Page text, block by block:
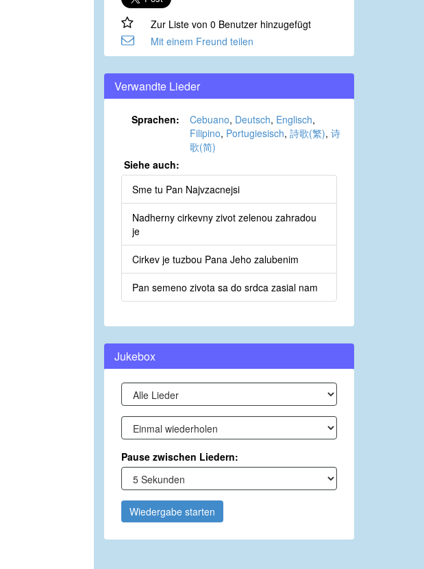
Zur Liste von 0 Benutzer hinzugefügt
Mit einem Freund teilen
Verwandte Lieder
Sprachen: Cebuano, Deutsch, Englisch,
Filipino, Portugiesisch, 詩歌(繁), 诗
歌(简)
Siehe auch:
Sme tu Pan Najvzacnejsi
Nadherny cirkevny zivot zelenou zahradou
je
Cirkev je tuzbou Pana Jeho zalubenim
Pan semeno zivota sa do srdca zasial nam
Jukebox
Pause zwischen Liedern:
Wiedergabe starten